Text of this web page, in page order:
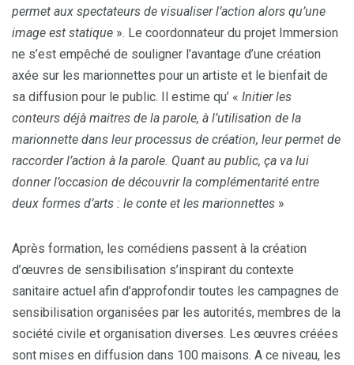
permet aux spectateurs de visualiser l’action alors qu’une
image est statique ». Le coordonnateur du projet Immersion
ne s’est empêché de souligner l’avantage d’une création
axée sur les marionnettes pour un artiste et le bienfait de
sa diffusion pour le public. Il estime qu’ « Initier les
conteurs déjà maitres de la parole, à l’utilisation de la
marionnette dans leur processus de création, leur permet de
raccorder l’action à la parole. Quant au public, ça va lui
donner l’occasion de découvrir la complémentarité entre
deux formes d’arts : le conte et les marionnettes »
Après formation, les comédiens passent à la création
d’œuvres de sensibilisation s’inspirant du contexte
sanitaire actuel afin d’approfondir toutes les campagnes de
sensibilisation organisées par les autorités, membres de la
société civile et organisation diverses. Les œuvres créées
sont mises en diffusion dans 100 maisons. A ce niveau, les